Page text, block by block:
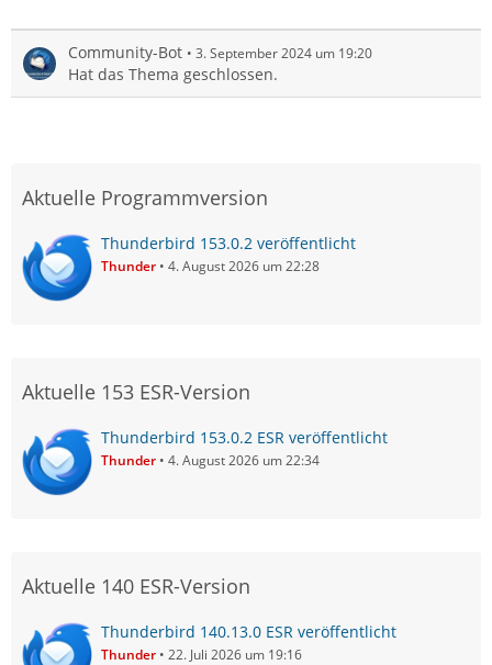
Community-Bot 3. September 2024 um 19:20
Hat das Thema geschlossen.
Aktuelle Programmversion
Thunderbird 153.0.2 veröffentlicht
Thunder 4. August 2026 um 22:28
Aktuelle 153 ESR-Version
Thunderbird 153.0.2 ESR veröffentlicht
Thunder 4. August 2026 um 22:34
Aktuelle 140 ESR-Version
Thunderbird 140.13.0 ESR veröffentlicht
Thunder 22. Juli 2026 um 19:16